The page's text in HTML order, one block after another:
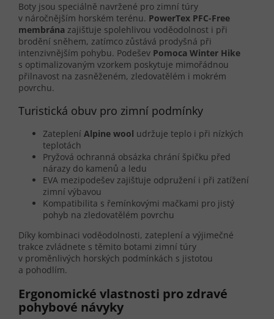
Boty jsou speciálně navržené pro zimní túry
v náročnějším horském terénu. PowerTex PFC-Free
membrána zajišťuje spolehlivou voděodolnost i při
brodění sněhem, zatímco zůstává prodyšná při
intenzivnějším pohybu. Podešev Pomoca Winter Hike
s optimalizovaným vzorkem poskytuje mimořádnou
přilnavost na zasněženém, zledovatělém i mokrém
povrchu.
Turistická obuv pro zimní podmínky
Zateplení Alpine wool udržuje teplo i při nízkých
teplotách
Pryžová ochranná obsázka chrání špičku před
nárazy do kamenů a ledu
EVA mezipodešev zajišťuje odpružení i při zatížení
zimní výbavou
Kompatibilita s řemínkovými mačkami pro jistý
pohyb na zledovatělém povrchu
Díky kombinaci voděodolnosti, zateplení a výjimečné
trakce zvládnete s těmito botami zimní túry
v proměnlivých horských podmínkách s jistotou
a pohodlím.
Ergonomické vlastnosti pro zdravé
pohybové návyky